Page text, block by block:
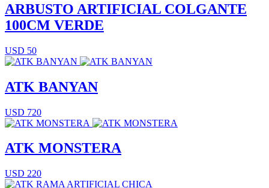
ARBUSTO ARTIFICIAL COLGANTE
100CM VERDE
USD 50
ATK BANYAN
USD 720
ATK MONSTERA
USD 220